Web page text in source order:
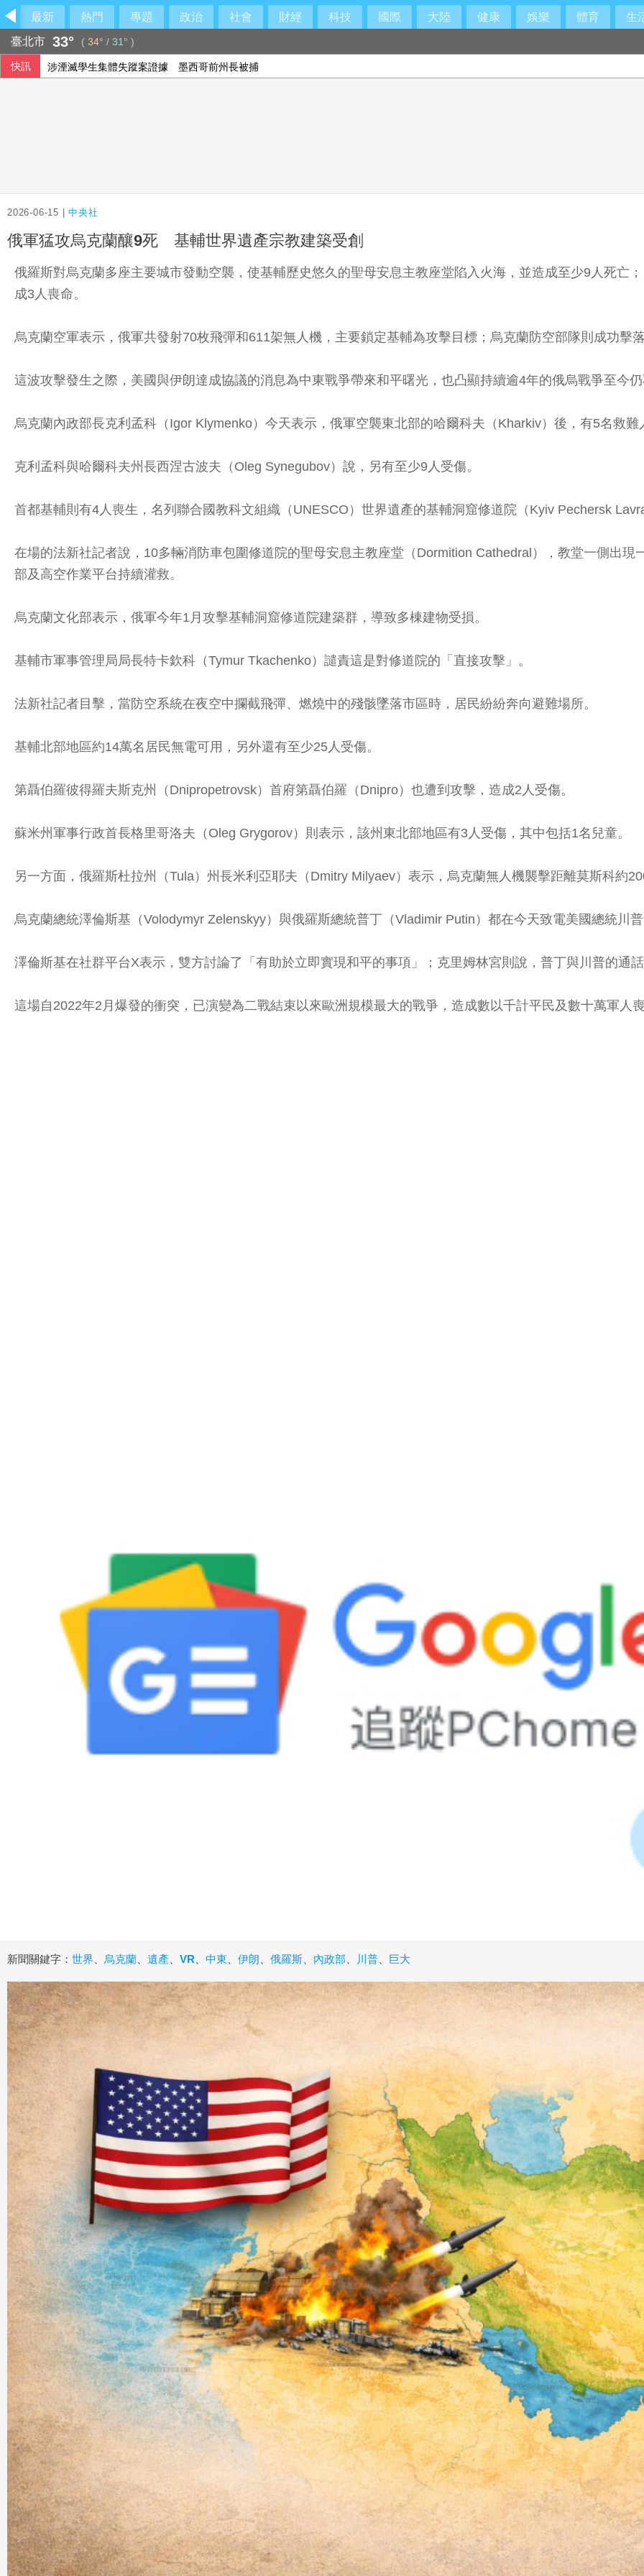
最新 熱門 專題 政治 社會 財經 科技 國際 大陸 健康 娛樂 體育
生
臺北市 33° ( 34° / 31° )
快訊 涉湮滅學生集體失蹤案證據 墨西哥前州長被捕
2026-06-15 |中央社
俄軍猛攻烏克蘭釀9死 基輔世界遺產宗教建築受創
俄羅斯對烏克蘭多座主要城市發動空襲，使基輔歷史悠久的聖母安息主教座堂陷入火海，並造成至少9人死亡
成3人喪命。
烏克蘭空軍表示，俄軍共發射70枚飛彈和611架無人機，主要鎖定基輔為攻擊目標；烏克蘭防空部隊則成功擊
這波攻擊發生之際，美國與伊朗達成協議的消息為中東戰爭帶來和平曙光，也凸顯持續逾4年的俄烏戰爭至今
烏克蘭內政部長克利孟科（Igor Klymenko）今天表示，俄軍空襲東北部的哈爾科夫（Kharkiv）後，有5名救
克利孟科與哈爾科夫州長西涅古波夫（Oleg Synegubov）說，另有至少9人受傷。
首都基輔則有4人喪生，名列聯合國教科文組織（UNESCO）世界遺產的基輔洞窟修道院（Kyiv Pechersk
在場的法新社記者說，10多輛消防車包圍修道院的聖母安息主教座堂（Dormition Cathedral），教堂一側出
部及高空作業平台持續灌救。
烏克蘭文化部表示，俄軍今年1月攻擊基輔洞窟修道院建築群，導致多棟建物受損。
基輔市軍事管理局局長特卡欽科（Tymur Tkachenko）譴責這是對修道院的「直接攻擊」。
法新社記者目擊，當防空系統在夜空中攔截飛彈、燃燒中的殘骸墜落市區時，居民紛紛奔向避難場所。
基輔北部地區約14萬名居民無電可用，另外還有至少25人受傷。
第聶伯羅彼得羅夫斯克州（Dnipropetrovsk）首府第聶伯羅（Dnipro）也遭到攻擊，造成2人受傷。
蘇米州軍事行政首長格里哥洛夫（Oleg Grygorov）則表示，該州東北部地區有3人受傷，其中包括1名兒童。
另一方面，俄羅斯杜拉州（Tula）州長米利亞耶夫（Dmitry Milyaev）表示，烏克蘭無人機襲擊距離莫斯科約
烏克蘭總統澤倫斯基（Volodymyr Zelenskyy）與俄羅斯總統普丁（Vladimir Putin）都在今天致電美國總統川
澤倫斯基在社群平台X表示，雙方討論了「有助於立即實現和平的事項」；克里姆林宮則說，普丁與川普的通
這場自2022年2月爆發的衝突，已演變為二戰結束以來歐洲規模最大的戰爭，造成數以千計平民及數十萬軍人
新聞關鍵字： 世界、 烏克蘭、 遺產、 VR、 中東、 伊朗、 俄羅斯、 內政部、 川普、 巨大